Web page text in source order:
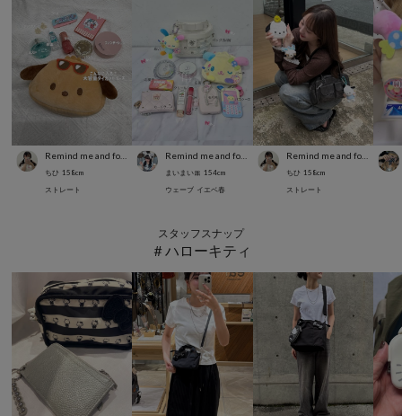
ちひ 158cm
ストレート
まいまい🎀 154cm
ウェーブ イエベ春
Remind me and forever
ちひ 158cm
ストレート
スタッフスナップ
＃ハローキティ